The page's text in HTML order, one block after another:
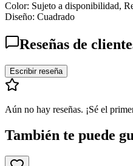
Color: Sujeto a disponibilidad,
Diseño: Cuadrado
Reseñas de
Escribir reseña
Aún no hay reseñas. ¡Sé el
También te puede